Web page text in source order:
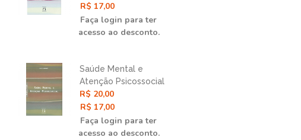
R$ 17,00
Faça login para ter
acesso ao desconto.
Saúde Mental e
Atenção Psicossocial
R$ 20,00
R$ 17,00
Faça login para ter
acesso ao desconto.